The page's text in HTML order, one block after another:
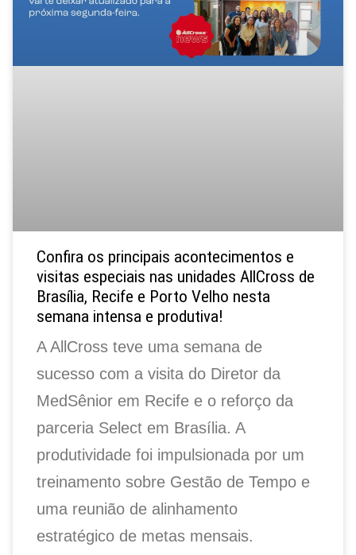
Confira os principais acontecimentos e
visitas especiais nas unidades AllCross de
Brasília, Recife e Porto Velho nesta
semana intensa e produtiva!
A AllCross teve uma semana de
sucesso com a visita do Diretor da
MedSênior em Recife e o reforço da
parceria Select em Brasília. A
produtividade foi impulsionada por um
treinamento sobre Gestão de Tempo e
uma reunião de alinhamento
estratégico de metas mensais.